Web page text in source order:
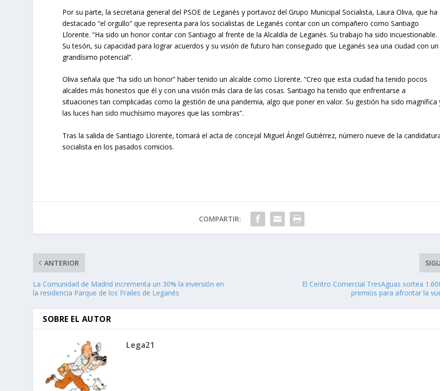
Por su parte, la secretaria general del PSOE de Leganés y portavoz del Grupo Municipal Socialista, Laura Oliva, que ha
destacado “el orgullo” que representa para los socialistas de Leganés contar con un compañero como Santiago
Llorente. “Ha sido un honor contar con Santiago al frente de la Alcaldía de Leganés. Su trabajo ha sido incuestionable.
Su tesón, su capacidad para lograr acuerdos y su visión de futuro han conseguido que Leganés sea una ciudad con un
grandísimo potencial”.
Oliva señala que “ha sido un honor” haber tenido un alcalde como Llorente. “Creo que esta ciudad ha tenido pocos
alcaldes más honestos que él y con una visión más clara de las cosas. Santiago ha tenido que enfrentarse a
situaciones tan complicadas como la gestión de una pandemia, algo que poner en valor. Su gestión ha sido magnífica
las luces han sido muchísimo mayores que las sombras”.
Tras la salida de Santiago Llorente, tomará el acta de concejal Miguel Ángel Gutiérrez, número nueve de la
socialista en los pasados comicios.
COMPARTIR:
ANTERIOR
La Comunidad de Madrid incrementa un 30% la inversión en
la residencia Parque de los Frailes de Leganés
El Centro Comercial TresAguas sortea
premios para afrontar la
SOBRE EL AUTOR
Lega21